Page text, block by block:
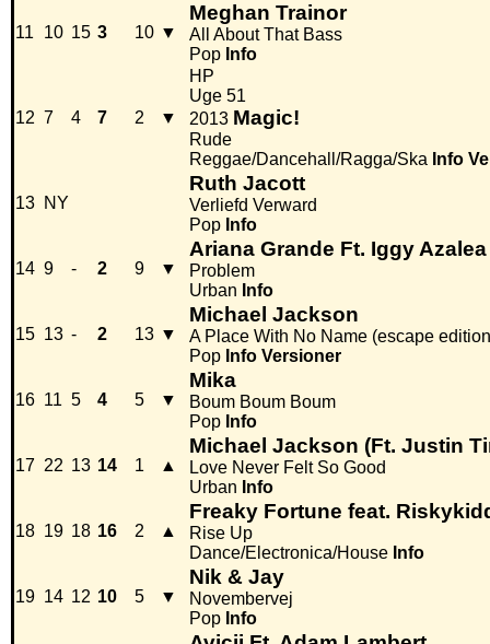
11 10 15 3 10 ▼
Meghan Trainor
All About That Bass
Pop Info
12 7 4 7 2 ▼
HP
Uge 51
2013 Magic!
Rude
Reggae/Dancehall/Ragga/Ska Info
13 NY
Ruth Jacott
Verliefd Verward
Pop Info
14 9 - 2 9 ▼
Ariana Grande Ft. Iggy Azalea
Problem
Urban Info
15 13 - 2 13 ▼
Michael Jackson
A Place With No Name (escape
Pop Info Versioner
16 11 5 4 5 ▼
Mika
Boum Boum Boum
Pop Info
17 22 13 14 1 ▲
Michael Jackson (Ft. Justin
Love Never Felt So Good
Urban Info
18 19 18 16 2 ▲
Freaky Fortune feat.
Rise Up
Dance/Electronica/House Info
19 14 12 10 5 ▼
Nik & Jay
Novembervej
Pop Info